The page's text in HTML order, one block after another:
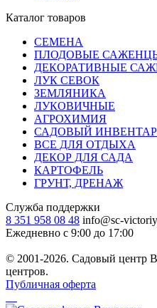
Каталог товаров
СЕМЕНА
ПЛОДОВЫЕ
ДЕКОРАТИВНЫЕ
ЛУК СЕВОК
ЗЕМЛЯНИКА
ЛУКОВИЧНЫЕ
АГРОХИМИЯ
САДОВЫЙ
ВСЕ ДЛЯ ОТДЫХА
ДЕКОР ДЛЯ САДА
КАРТОФЕЛЬ
ГРУНТ, ДРЕНАЖ
Служба поддержки
8 351 958 08 48 info@sc-
Ежедневно с 9:00 до 17:00
© 2001-2026. Садовый центр
центров.
Публичная оферта